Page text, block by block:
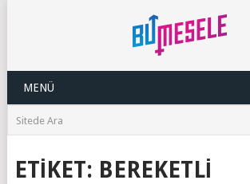
MENÜ
ETIKET: BEREKETLI